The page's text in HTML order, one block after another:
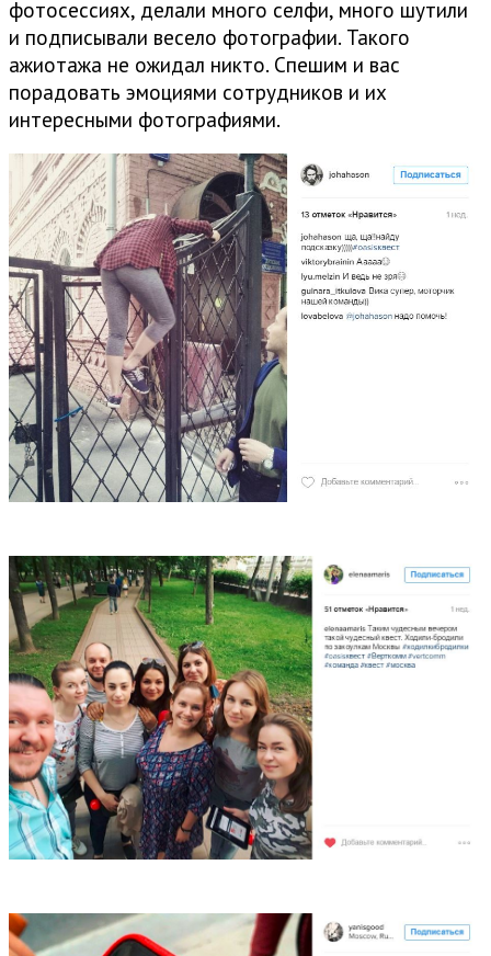
фотосессиях, делали много селфи, много шутили
и подписывали весело фотографии. Такого
ажиотажа не ожидал никто. Спешим и вас
порадовать эмоциями сотрудников и их
интересными фотографиями.